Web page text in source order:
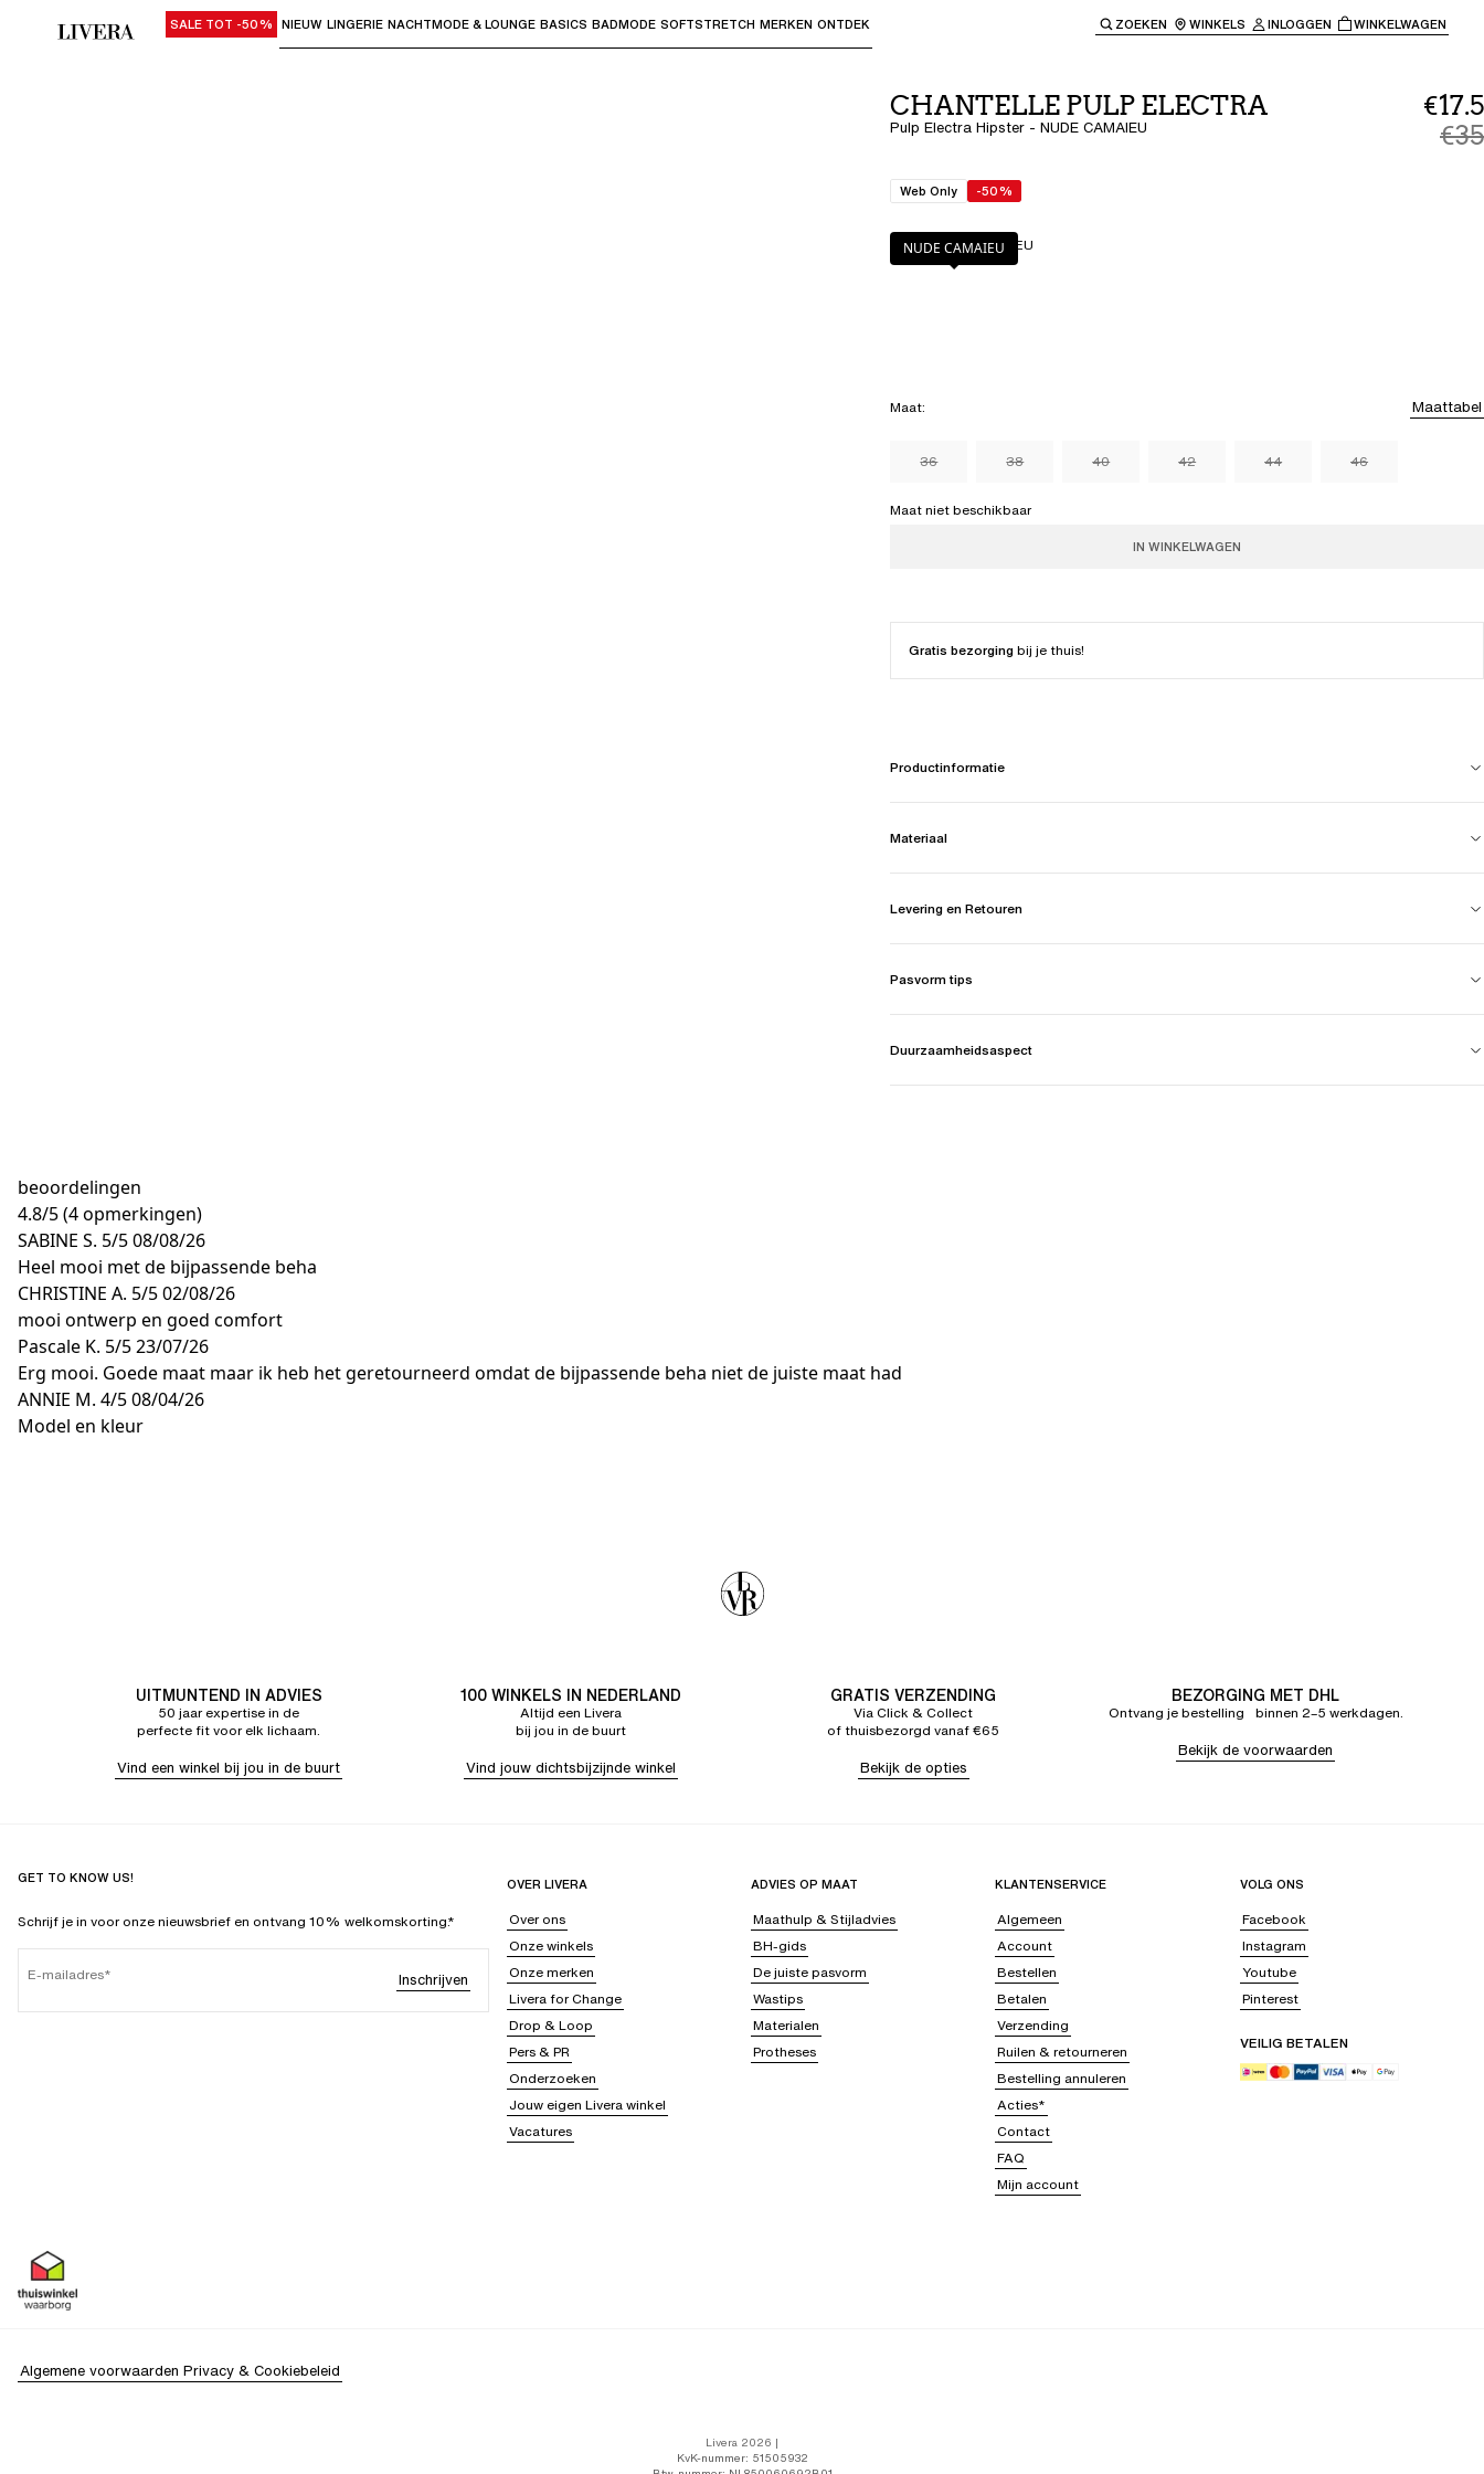
Gebruik "Pijl omlaag" of "Enter" om submenu's te openen en "Pijl omhoog" of "Escape" om terug te keren naar de hoofdnavigatie.
SALE TOT -50% NIEUW LINGERIE NACHTMODE & LOUNGE BASICS BADMODE SOFTSTRETCH MERKEN ONTDEK ZOEKEN WINKELS INLOGGEN WINKELWAGEN
CHANTELLE PULP ELECTRA
Pulp Electra Hipster - NUDE CAMAIEU
€17.5
€35
Web Only -50%
Kleur:NUDE CAMAIEU
NUDE CAMAIEU
Maat: Maattabel
36 38 40 42 44 46
Maat niet beschikbaar
IN WINKELWAGEN
Gratis bezorgingbij je thuis!
Productinformatie
Materiaal
Levering en Retouren
Pasvorm tips
Duurzaamheidsaspect
beoordelingen
4.8/5(4 opmerkingen)
SABINE S. 5/508/08/26
Heel mooi met de bijpassende beha
CHRISTINE A. 5/502/08/26
mooi ontwerp en goed comfort
Pascale K. 5/523/07/26
Erg mooi. Goede maat maar ik heb het geretourneerd omdat de bijpassende beha niet de juiste maat had
ANNIE M. 4/508/04/26
Model en kleur
UITMUNTEND IN ADVIES
50 jaar expertise in de
perfecte fit voor elk lichaam.
Vind een winkel bij jou in de buurt
100 WINKELS IN NEDERLAND
Altijd een Livera
bij jou in de buurt
Vind jouw dichtsbijzijnde winkel
GRATIS VERZENDING
Via Click & Collect
of thuisbezorgd vanaf €65
Bekijk de opties
BEZORGING MET DHL
Ontvang je bestelling binnen 2–5 werkdagen.
Bekijk de voorwaarden
GET TO KNOW US!
Schrijf je in voor onze nieuwsbrief en ontvang 10% welkomskorting.*
E-mailadres Inschrijven
OVER LIVERA
Over ons
Onze winkels
Onze merken
Livera for Change
Drop & Loop
Pers & PR
Onderzoeken
Jouw eigen Livera winkel
Vacatures
ADVIES OP MAAT
Maathulp & Stijladvies
BH-gids
De juiste pasvorm
Wastips
Materialen
Protheses
KLANTENSERVICE
Algemeen
Account
Bestellen
Betalen
Verzending
Ruilen & retourneren
Bestelling annuleren
Acties*
Contact
FAQ
Mijn account
VOLG ONS
Facebook
Instagram
Youtube
Pinterest
VEILIG BETALEN
Algemene voorwaarden Privacy & Cookiebeleid
Livera 2026 |
KvK-nummer: 51505932